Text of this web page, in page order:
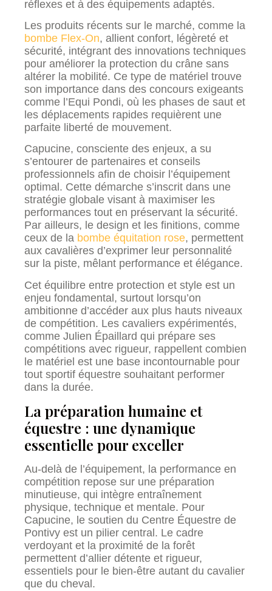
réflexes et à des équipements adaptés.
Les produits récents sur le marché, comme la
bombe Flex-On, allient confort, légèreté et
sécurité, intégrant des innovations techniques
pour améliorer la protection du crâne sans
altérer la mobilité. Ce type de matériel trouve
son importance dans des concours exigeants
comme l’Equi Pondi, où les phases de saut et
les déplacements rapides requièrent une
parfaite liberté de mouvement.
Capucine, consciente des enjeux, a su
s’entourer de partenaires et conseils
professionnels afin de choisir l’équipement
optimal. Cette démarche s’inscrit dans une
stratégie globale visant à maximiser les
performances tout en préservant la sécurité.
Par ailleurs, le design et les finitions, comme
ceux de la bombe équitation rose, permettent
aux cavalières d’exprimer leur personnalité
sur la piste, mêlant performance et élégance.
Cet équilibre entre protection et style est un
enjeu fondamental, surtout lorsqu’on
ambitionne d’accéder aux plus hauts niveaux
de compétition. Les cavaliers expérimentés,
comme Julien Épaillard qui prépare ses
compétitions avec rigueur, rappellent combien
le matériel est une base incontournable pour
tout sportif équestre souhaitant performer
dans la durée.
La préparation humaine et
équestre : une dynamique
essentielle pour exceller
Au-delà de l’équipement, la performance en
compétition repose sur une préparation
minutieuse, qui intègre entraînement
physique, technique et mentale. Pour
Capucine, le soutien du Centre Équestre de
Pontivy est un pilier central. Le cadre
verdoyant et la proximité de la forêt
permettent d’allier détente et rigueur,
essentiels pour le bien-être autant du cavalier
que du cheval.